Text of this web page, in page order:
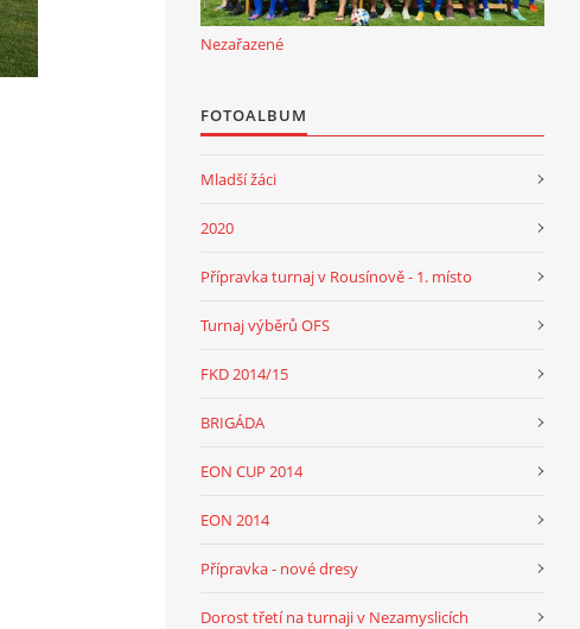
Nezařazené
FOTOALBUM
Mladší žáci
2020
Přípravka turnaj v Rousínově - 1. místo
Turnaj výběrů OFS
FKD 2014/15
BRIGÁDA
EON CUP 2014
EON 2014
Přípravka - nové dresy
Dorost třetí na turnaji v Nezamyslicích